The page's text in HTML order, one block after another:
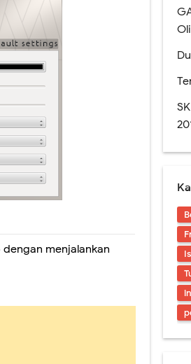
Negeri Kab. Jember Th. 2017
Lagi.
Rapor Berubah Lagi, Iya Lagi
Pilgub DKI
1 Jember
Dibuka, Cek Alur dan Persiapannya di
menjalankan